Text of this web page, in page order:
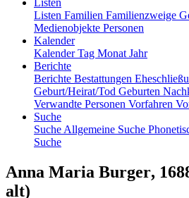
Listen Familien Familienzweige
Medienobjekte Personen
Kalender
KalenderTag Monat Jahr
Berichte
Berichte Bestattungen
Geburt/Heirat/Tod Geburten
Verwandte Personen Vorfahren
Suche
Suche Allgemeine Suche
Suche
Anna Maria Burger,
alt)